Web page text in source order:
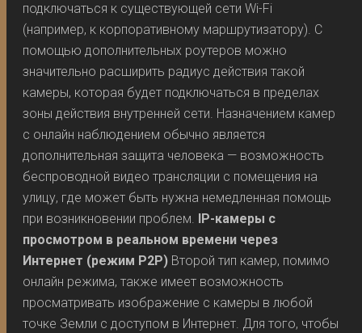
подключаться к существующей сети Wi-Fi
(например, к корпоративному маршрутизатору). С
помощью дополнительных роутеров можно
значительно расширить радиус действия такой
камеры, которая будет подключаться в пределах
зоны действия внутренней сети. Назначением камер
с онлайн наблюдением обычно является
дополнительная защита человека — возможность
беспроводной видео трансляции с помещения на
улицу, где может быть нужна немедленная помощь
при возникновении проблем. IP-камеры с
просмотром в реальном времени через
Интернет (режим P2P) Второй тип камер, помимо
онлайн режима, также имеет возможность
просматривать изображение с камеры в любой
точке Земли с доступом в Интернет. Для того, чтобы